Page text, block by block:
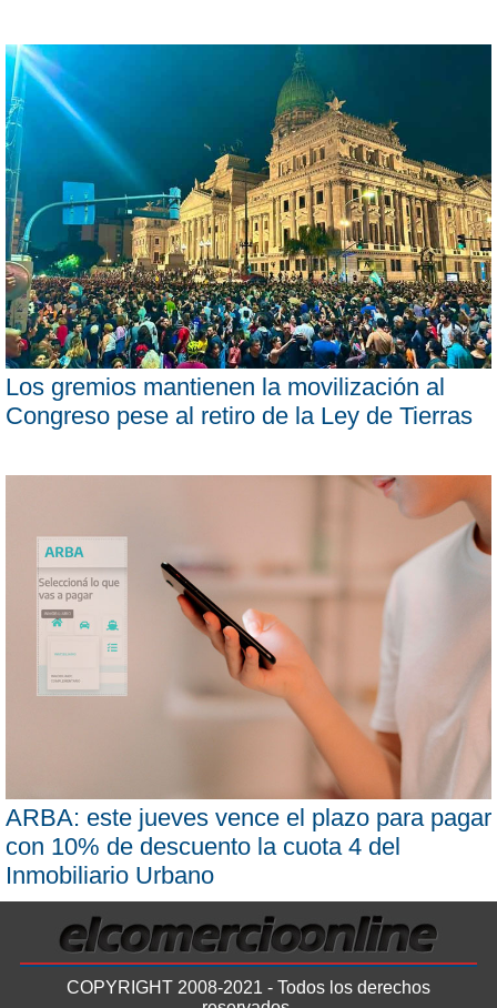
Los gremios mantienen la movilización al
Congreso pese al retiro de la Ley de Tierras
ARBA: este jueves vence el plazo para pagar
con 10% de descuento la cuota 4 del
Inmobiliario Urbano
COPYRIGHT 2008-2021 - Todos los derechos